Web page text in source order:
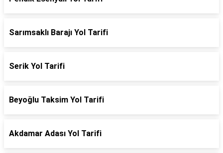
Sarımsaklı Barajı Yol Tarifi
Serik Yol Tarifi
Beyoğlu Taksim Yol Tarifi
Akdamar Adası Yol Tarifi